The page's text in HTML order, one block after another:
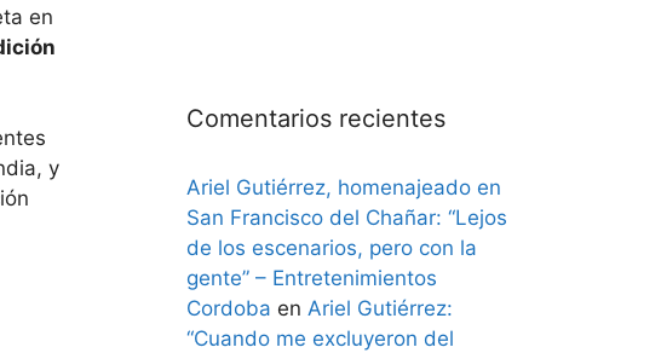
en
y
Comentarios recientes
Ariel Gutiérrez, homenajeado en
San Francisco del Chañar: “Lejos
de los escenarios, pero con la
gente” – Entretenimientos
Cordoba en Ariel Gutiérrez:
“Cuando me excluyeron del